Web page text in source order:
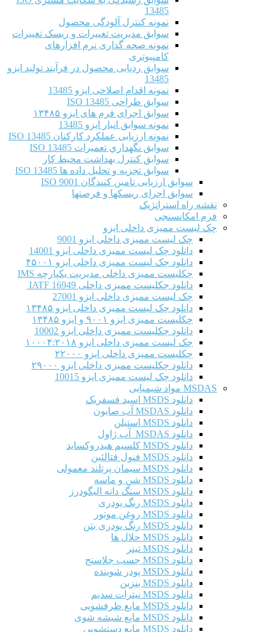
13485
نمونه کنترل آلودگی محصول
سوابق مدیریت تغییرات و ریسک تغییرات
نمونه صحه گذاری نرم افزارهای
کامپیوتری
سوابق ردیابی محصول در فرآیند تولید ایزو
13485
نمونه اقدام اصلاحی ایزو 13485
سوابق طراحی ISO 13485
سوابق اجرای فرم های ایزو ۱۳۴۸۵
نمونه سوابق انبار ایزو 13485
نمونه ارزیابی عملکرد کارکنان ISO 13485
سوابق نگهداري تعميرات ISO 13485
سوابق کنترل بهداشت محیط کار
سوابق تجزیه و تحلیل داده ها ISO 13485
سوابق ارزیابی تامین کنندگان ISO 9001
سوابق اجرای ریسکها و فرصتها
نقشه راه استراتژیک
فرم امکانسنجی
چک لیست ممیزی داخلی ایزو
چک لیست ممیزی داخلی ایزو 9001
دانلود چک لیست ممیزی داخلی ایزو 14001
دانلود چک لیست ممیزی داخلی ایزو ۴۵۰۰۱
چکلیست ممیزی داخلی مدیریت یکپارچه IMS
دانلود چکلیست ممیزی داخلی IATF 16949
چک لیست ممیزی داخلی ایزو 27001
دانلود چک لیست ممیزی داخلی ایزو ۱۳۴۸۵
چکلیست ممیزی ایزو ۹۰۰۱ و ایزو ۱۳۴۸۵
دانلود چکلیست ممیزی داخلی ایزو 10002
چک لیست ممیزی داخلی ایزو ۱۰۰۰۴:۲۰۱۸
چکلیست ممیزی داخلی ایزو ۲۲۰۰۰
دانلود چکلیست ممیزی داخلی ایزو ۲۹۰۰۰
دانلود چک لیست ممیزی ایزو 10015
MSDAS مواد شیمیایی
دانلود MSDS اسید فسفریک
دانلود MSDAS آب صابون
دانلود MSDS استیلن
دانلود MSDAS آب ژاول
دانلود MSDS کلسیم هیدروکساید
دانلود MSDS فنول فتالئین
دانلود MSDS سیمان پرتلند معمولی
دانلود MSDS شن و ماسه
دانلود MSDS سنگ دانه الیگودرز
دانلود MSDS رنگ پودری
دانلود MSDS روغن موتور
دانلود MSDS رنگ پودری بتن
دانلود MSDS حلال ها
دانلود MSDS تینر
دانلود MSDS چسب جلاسنج
دانلود MSDS پودر شوینده
دانلود MSDS بنزین
دانلود MSDS نیترات سدیم
دانلود MSDS مایع ظرفشویی
دانلود MSDS مایع شیشه شوی
دانلود MSDS مایع دستشویی